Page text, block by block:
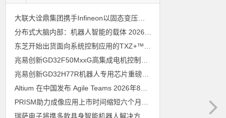
大联大诠鼎集团携手Infineon以固态变压器重构配电效率新标杆
分布式大脑内部：机器人智能的载体 2026年8月6日
兆易创新GD32H77R机器人专用芯片重磅亮相，精准赋能伺服驱动与关节控制
Altium 在中国发布 Agile Teams 2026年8月6日
2026